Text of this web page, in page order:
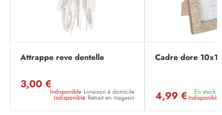
Attrappe reve dentelle
3,00 €
Indisponible Livraison à domicile
Indisponible Retrait en magasin
Cadre dore
4,99 € En stock
Indisponible